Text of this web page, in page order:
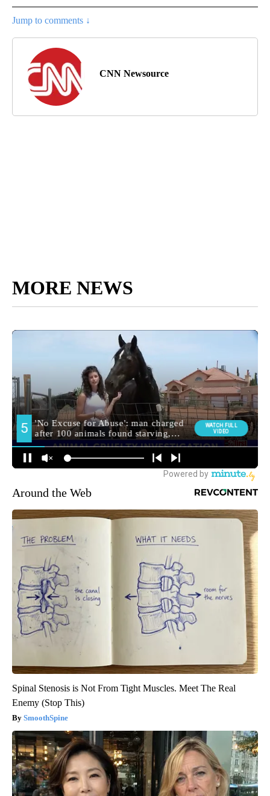
Jump to comments ↓
CNN Newsource
MORE NEWS
Around the Web
Spinal Stenosis is Not From Tight Muscles. Meet The Real
Enemy (Stop This)
SmoothSpine